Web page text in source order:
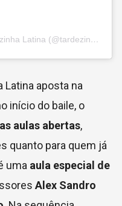
Um post compartilhado por Tardezinha Latina (@tardezinha.latina)
Latina aposta na
início do baile, o
aulas abertas,
quanto para quem já
uma aula especial de
Alex Sandro